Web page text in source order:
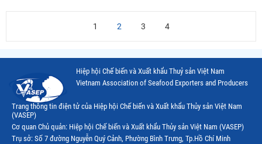
1 2 3 4
Hiệp hội Chế biến và Xuất khẩu Thuỷ sản Việt Nam
Vietnam Association of Seafood Exporters and Producers
Trang thông tin điện tử của Hiệp hội Chế biến và Xuất khẩu Thủy sản Việt Nam
(VASEP)
Cơ quan Chủ quản: Hiệp hội Chế biến và Xuất khẩu Thủy sản Việt Nam (VASEP)
Trụ sở: Số 7 đường Nguyễn Quý Cảnh, Phường Bình Trưng, Tp.Hồ Chí Minh